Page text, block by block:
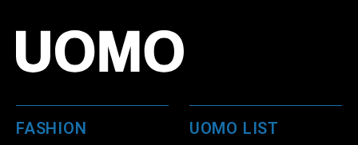
FASHION UOMO LIST